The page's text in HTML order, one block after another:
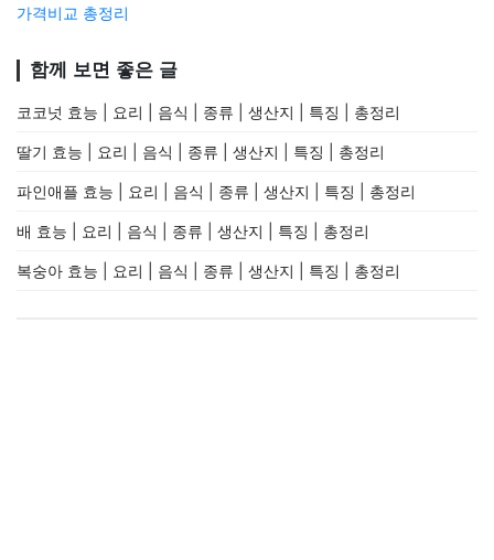
가격비교 총정리
함께 보면 좋은 글
코코넛 효능 | 요리 | 음식 | 종류 | 생산지 | 특징 | 총정리
딸기 효능 | 요리 | 음식 | 종류 | 생산지 | 특징 | 총정리
파인애플 효능 | 요리 | 음식 | 종류 | 생산지 | 특징 | 총정리
배 효능 | 요리 | 음식 | 종류 | 생산지 | 특징 | 총정리
복숭아 효능 | 요리 | 음식 | 종류 | 생산지 | 특징 | 총정리